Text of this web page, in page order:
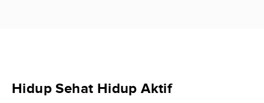
Hidup Sehat Hidup Aktif